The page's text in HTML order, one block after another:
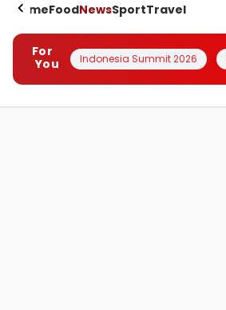
HomeFoodNewsSportTravel
For
You
Indonesia Summit 2026